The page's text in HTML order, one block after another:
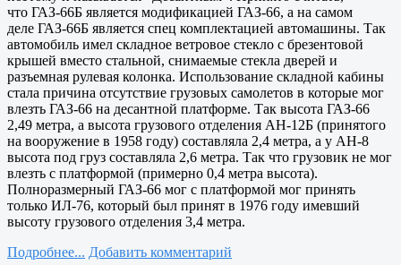
что ГАЗ-66Б является модификацией ГАЗ-66, а на самом
деле ГАЗ-66Б является спец комплектацией автомашины. Так
автомобиль имел складное ветровое стекло с брезентовой
крышей вместо стальной, снимаемые стекла дверей и
разъемная рулевая колонка. Использование складной кабины
стала причина отсутствие грузовых самолетов в которые мог
влезть ГАЗ-66 на десантной платформе. Так высота ГАЗ-66
2,49 метра, а высота грузового отделения АН-12Б (принятого
на вооружение в 1958 году) составляла 2,4 метра, а у АН-8
высота под груз составляла 2,6 метра. Так что грузовик не мог
влезть с платформой (примерно 0,4 метра высота).
Полноразмерный ГАЗ-66 мог с платформой мог принять
только ИЛ-76, который был принят в 1976 году имевший
высоту грузового отделения 3,4 метра.
Подробнее... Добавить комментарий